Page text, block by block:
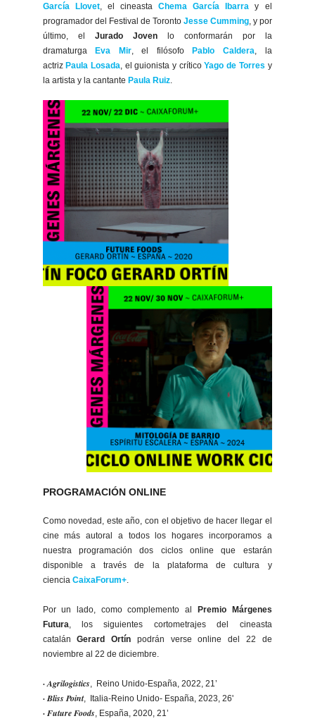
García Llovet, el cineastaChema García Ibarra y el
programador del Festival de Toronto Jesse Cumming, y por
último, el Jurado Joven
lo conformarán por la
dramaturga
Eva Mir, el filósofo Pablo Caldera, la
actriz Paula Losada, el guionista y críticoYago de Torres y
la artista y la cantante Paula Ruiz.
PROGRAMACIÓN ONLINE
Como novedad, este año, con el objetivo de hacer llegar el
cine más autoral a todos los hogares incorporamos a
nuestra programación dos ciclos online que estarán
disponible a través de la plataforma de cultura y
ciencia CaixaForum+.
Por un lado, como complemento al
Premio Márgenes
Futura, los siguientes cortometrajes del cineasta
catalánGerard Ortín podrán verse online del 22 de
noviembre al 22 de diciembre.
· Agrilogistics, Reino Unido-España, 2022, 21’
· Bliss Point, Italia-Reino Unido- España, 2023, 26'
· Future Foods, España, 2020, 21’